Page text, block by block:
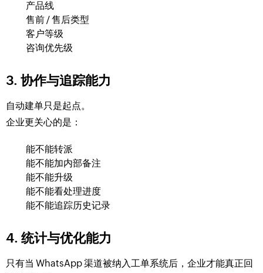
产品线
售前 / 售后类型
客户等级
咨询优先级
3. 协作与追踪能力
自动建单只是起点。
企业更关心的是：
能不能转派
能不能加内部备注
能不能升级
能不能看处理进度
能不能追踪历史记录
4. 统计与优化能力
只有当 WhatsApp 渠道被纳入工单系统后，企业才能真正回